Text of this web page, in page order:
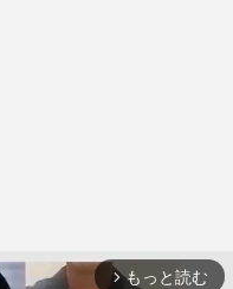
arrow_forward_ios もっと読む